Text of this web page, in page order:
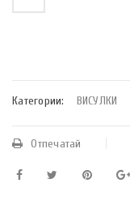
Категории: ВИСУЛКИ
Отпечатай